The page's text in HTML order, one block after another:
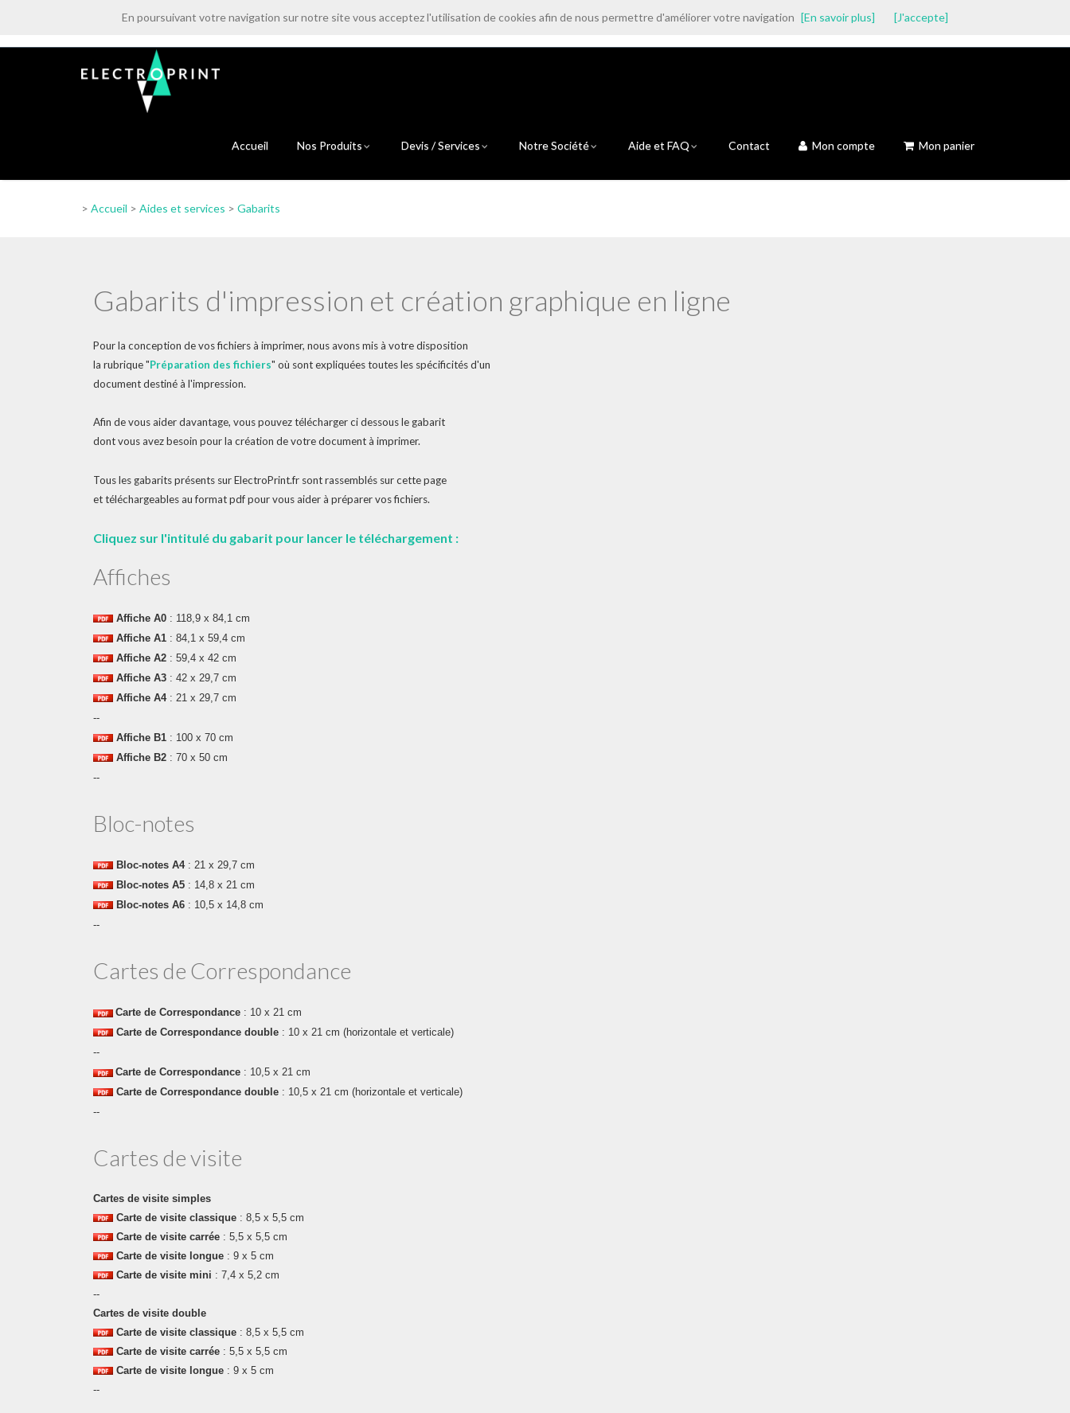
0484 486 380 Lun > Ven - 9h00 > 12h00 - 14h00 > 18h00 contact@electroprint.fr
Accueil Nos Produits Devis / Services Notre Société Aide et FAQ Contact Mon compte Mon panier
> Accueil > Aides et services > Gabarits
Gabarits d'impression et création graphique en ligne
Pour la conception de vos fichiers à imprimer, nous avons mis à votre disposition
la rubrique"Préparation des fichiers" où sont expliquées toutes les spécificités d'un
document destiné à l'impression.
Afin de vous aider davantage, vous pouvez télécharger ci dessous le gabarit
dont vous avez besoin pour la création de votre document à imprimer.
Tous les gabarits présents surElectroPrint.fr sont rassemblés sur cette page
et téléchargeables au format pdf pourvous aider à préparer vos fichiers.
Cliquez sur l'intitulé du gabarit pour lancer le téléchargement :
Affiches
Affiche A0 : 118,9 x 84,1 cm
Affiche A1 : 84,1 x 59,4 cm
Affiche A2 : 59,4 x 42 cm
Affiche A3 : 42 x 29,7 cm
Affiche A4: 21 x 29,7 cm
--
Affiche B1 : 100 x 70 cm
Affiche B2 : 70 x 50 cm
--
Bloc-notes
Bloc-notes A4: 21 x 29,7 cm
Bloc-notes A5 : 14,8 x 21 cm
Bloc-notes A6 : 10,5 x 14,8 cm
--
Cartes de Correspondance
Carte de Correspondance : 10 x 21 cm
Carte de Correspondance double : 10 x 21 cm (horizontale et verticale)
--
Carte de Correspondance : 10,5 x 21 cm
Carte de Correspondance double : 10,5 x 21 cm (horizontale et verticale)
--
Cartes de visite
Cartes de visite simples
Carte de visite classique : 8,5 x 5,5 cm
Carte de visite carrée : 5,5 x 5,5 cm
Carte de visite longue : 9 x 5 cm
Carte de visite mini : 7,4 x 5,2 cm
--
Cartes de visite double
Carte de visite classique : 8,5 x 5,5 cm
Carte de visite carrée : 5,5 x 5,5 cm
Carte de visite longue : 9 x 5 cm
--
En poursuivant votre navigation sur notre site vous acceptez l'utilisation de cookies afin de nous permettre d'améliorer votre navigation [En savoir plus] [J'accepte]